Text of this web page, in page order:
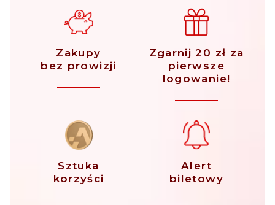
Zakupy
bez prowizji
Zgarnij 20 zł za
pierwsze
logowanie!
Sztuka
korzyści
Alert
biletowy